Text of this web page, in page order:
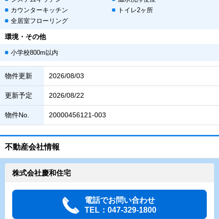
カウンターキッチン
トイレ2ヶ所
全居室フローリング
環境・その他
小学校800m以内
物件更新 2026/08/03
更新予定 2026/08/22
物件No. 20000456121-003
不動産会社情報
株式会社慶和住宅
電話でお問い合わせ
TEL：047-329-1800